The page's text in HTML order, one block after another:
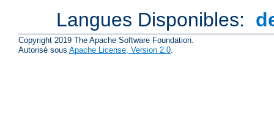
Langues Disponibles:
Copyright 2019 The Apache Software Foundation.
Autorisé sous Apache License, Version 2.0.